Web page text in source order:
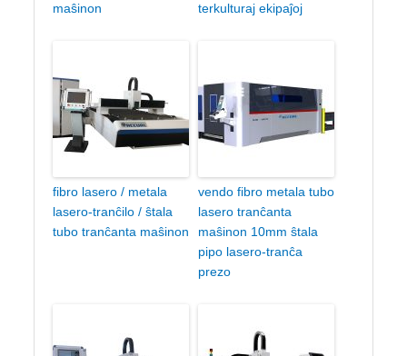
maŝinon
terkulturaj ekipaĵoj
fibro lasero / metala
lasero-tranĉilo / ŝtala
tubo tranĉanta maŝinon
vendo fibro metala tubo
lasero tranĉanta
maŝinon 10mm ŝtala
pipo lasero-tranĉa
prezo